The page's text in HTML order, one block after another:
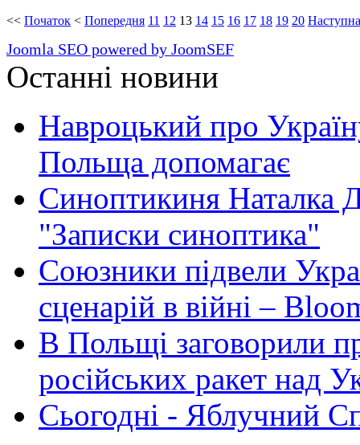
<< Початок < Попередня 11 12 13 14 15 16 17 18 19 20 Наступна
Joomla SEO powered by JoomSEF
Останні новини
Навроцький про
Польща допомагає
Синоптикиня Наталка
"Записки синоптика"
Союзники підвели
сценарій в війні –
В Польщі заговорили
російських ракет над
Сьогодні - Яблучний